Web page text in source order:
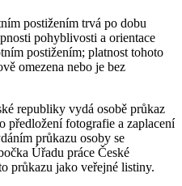
postižením trvá po dobu
pohyblivosti a orientace
postižením; platnost tohoto
omezena nebo je bez
republiky vydá osobě průkaz
předložení fotografie a zaplacení
průkazu osoby se
Úřadu práce České
průkazu jako veřejné listiny.